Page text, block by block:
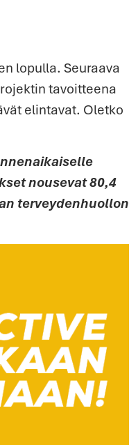
lopulla. Seuraava
tavoitteena
elintavat. Oletko
nousevat 80,4
terveydenhuollon